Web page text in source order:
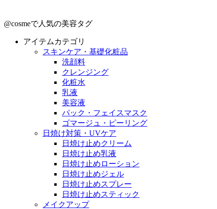
@cosmeで人気の美容タグ
アイテムカテゴリ
スキンケア・基礎化粧品
洗顔料
クレンジング
化粧水
乳液
美容液
パック・フェイスマスク
ゴマージュ・ピーリング
日焼け対策・UVケア
日焼け止めクリーム
日焼け止め乳液
日焼け止めローション
日焼け止めジェル
日焼け止めスプレー
日焼け止めスティック
メイクアップ